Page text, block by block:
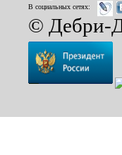
В социальных сетях:
© Дебри-